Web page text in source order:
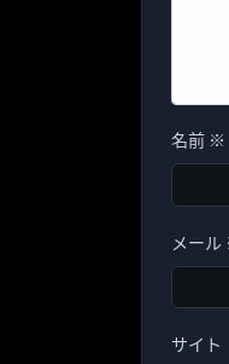
名前 ※
メール
サイト